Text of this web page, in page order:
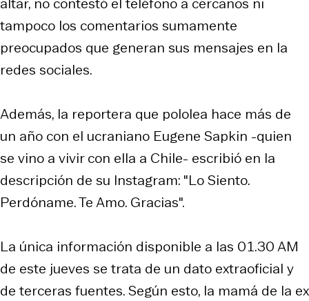
tampoco los comentarios sumamente
preocupados que generan sus mensajes en la
redes sociales.
Además, la reportera que pololea hace más de
un año con el ucraniano Eugene Sapkin -quien
se vino a vivir con ella a Chile- escribió en la
descripción de su Instagram: "Lo Siento.
Perdóname. Te Amo. Gracias".
La única información disponible a las 01.30 AM
de este jueves se trata de un dato extraoficial y
de terceras fuentes. Según esto, la mamá de la ex